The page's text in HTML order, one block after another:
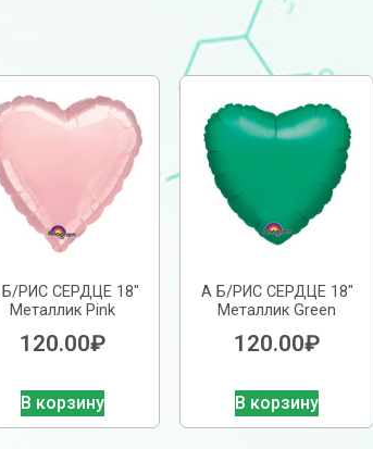
РИС СЕРДЦЕ 18″
Металлик Pink
120.00₽
В корзину
А Б/РИС СЕРДЦЕ 18″
Металлик Green
120.00₽
В корзину